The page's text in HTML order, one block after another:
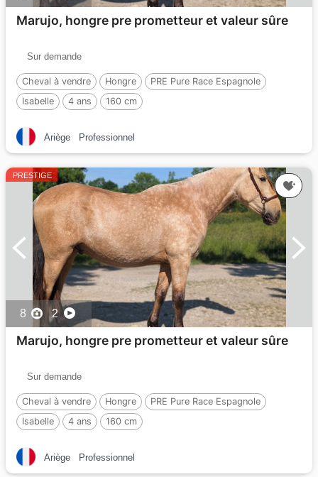
Marujo, hongre pre prometteur et valeur sûre
Sur demande
Cheval à vendre Hongre
PRE Pure Race Espagnole
Isabelle
4 ans 160 cm
Ariège Professionnel
PRESTIGE
8 2
Marujo, hongre pre prometteur et valeur sûre
Sur demande
Cheval à vendre Hongre
PRE Pure Race Espagnole
Isabelle
4 ans 160 cm
Ariège Professionnel